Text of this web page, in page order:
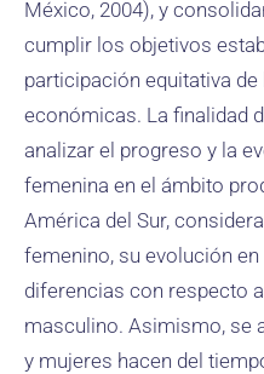
México, 2004), y
cumplir los objetivos
participación equitativa
económicas. La finalidad
analizar el progreso y la
femenina en el ámbito
América del Sur,
femenino, su evolución
diferencias con respecto
masculino. Asimismo, se
y mujeres hacen del